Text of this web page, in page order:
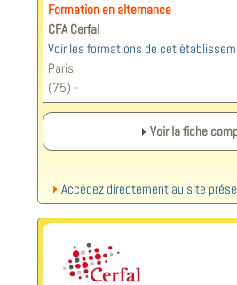
Formation en alternance
CFA Cerfal
Voir les formations de cet
Paris
(75) -
Voir la fiche
Accédez directement au site